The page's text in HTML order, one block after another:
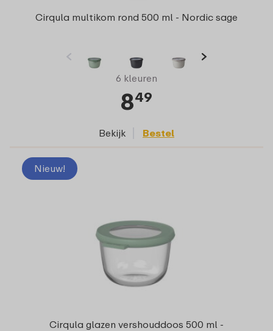
Cirqula multikom rond 500 ml - Nordic sage
6 kleuren
849
Bekijk Bestel
Nieuw!
Cirqula glazen vershouddoos 500 ml -